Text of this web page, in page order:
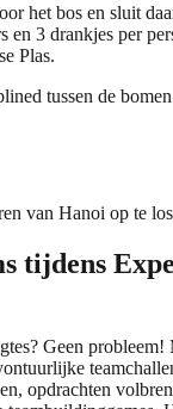
het bos en sluit
en 3 drankjes per
Plas.
tijdens
Geen probleem!
opdrachten